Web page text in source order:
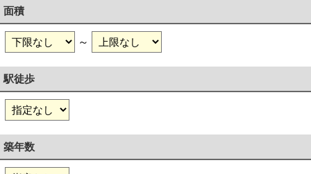
面積
～
駅徒歩
築年数